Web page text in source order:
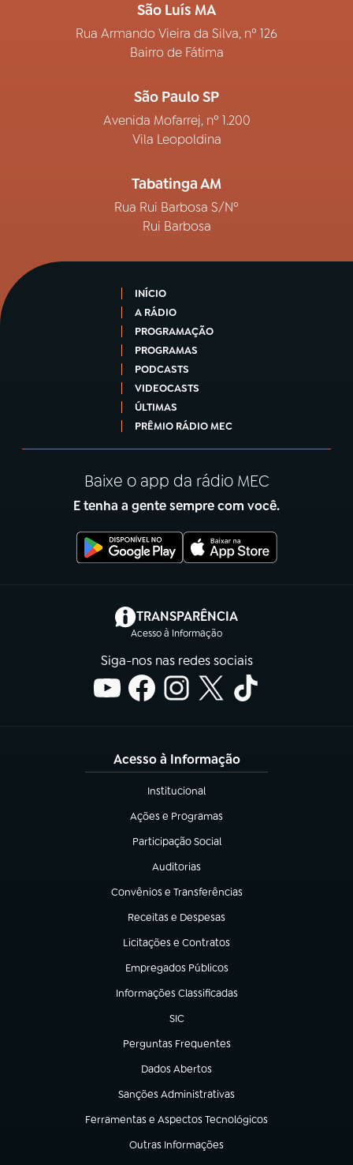
São Luís MA
Rua Armando Vieira da Silva, nº 126
Bairro de Fátima
São Paulo SP
Avenida Mofarrej, nº 1.200
Vila Leopoldina
Tabatinga AM
Rua Rui Barbosa S/Nº
Rui Barbosa
INÍCIO
A RÁDIO
PROGRAMAÇÃO
PROGRAMAS
PODCASTS
VIDEOCASTS
ÚLTIMAS
PRÊMIO RÁDIO MEC
Baixe o app da rádio MEC
E tenha a gente sempre com você.
TRANSPARÊNCIA
Acesso à Informação
(abre em nova aba)
Siga-nos nas redes sociais
Acesso à Informação
Institucional
(abre em nova aba)
Ações e Programas
(abre em nova aba)
Participação Social
(abre em nova aba)
Auditorias
(abre em nova aba)
Convênios e Transferências
(abre em nova aba)
Receitas e Despesas
(abre em nova aba)
Licitações e Contratos
(abre em nova aba)
Empregados Públicos
(abre em nova aba)
Informações Classificadas
(abre em nova aba)
SIC
(abre em nova aba)
Perguntas Frequentes
(abre em nova aba)
Dados Abertos
(abre em nova aba)
Sanções Administrativas
(abre em nova aba)
Ferramentas e Aspectos Tecnológicos
(abre em nova aba)
Outras Informações
(abre em nova aba)